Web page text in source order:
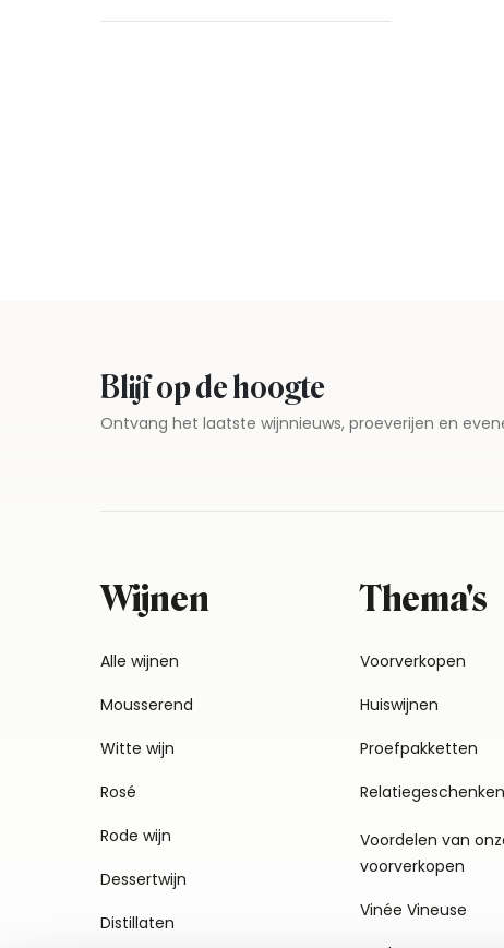
Blijf op de hoogte
Ontvang het laatste wijnnieuws, proeverijen en
Wijnen
Alle wijnen
Mousserend
Witte wijn
Rosé
Rode wijn
Dessertwijn
Distillaten
Thema's
Voorverkopen
Huiswijnen
Proefpakketten
Relatiegeschenken
Voordelen van
voorverkopen
Vinée Vineuse